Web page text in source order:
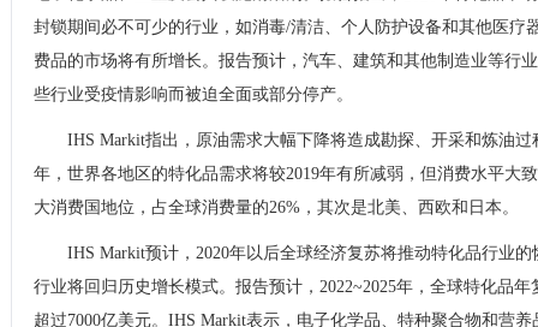
封锁期间必不可少的行业，如消毒/清洁、个人防护设备和其他医疗
费品的市场将有所增长。报告预计，汽车、建筑和其他制造业等行
些行业受疫情影响而被迫全面或部分停产。
IHS Markit指出，原油需求大幅下降将造成勘探、开采和炼油
年，世界各地区的特化品需求将较2019年有所减弱，但消费水平大
大消费国地位，占全球消费量的26%，其次是北美、西欧和日本。
IHS Markit预计，2020年以后全球经济复苏将推动特化品行业
行业将回归历史增长模式。报告预计，2022~2025年，全球特化品
超过7000亿美元。IHS Markit表示，电子化学品、特种聚合物和营